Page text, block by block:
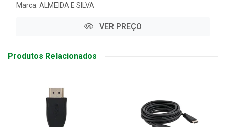
Marca: ALMEIDA E SILVA
VER PREÇO
Produtos Relacionados